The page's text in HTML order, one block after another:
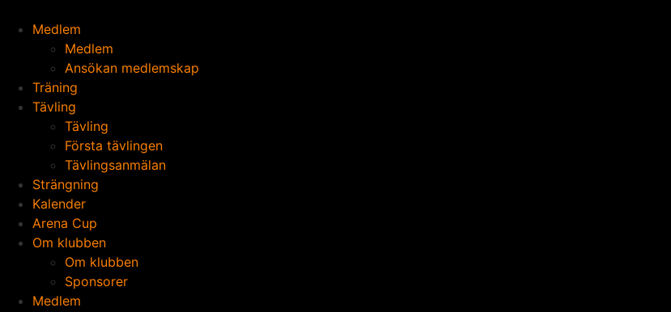
Medlem
Medlem
Ansökan medlemskap
Träning
Tävling
Tävling
Första tävlingen
Tävlingsanmälan
Strängning
Kalender
Arena Cup
Om klubben
Om klubben
Sponsorer
Medlem